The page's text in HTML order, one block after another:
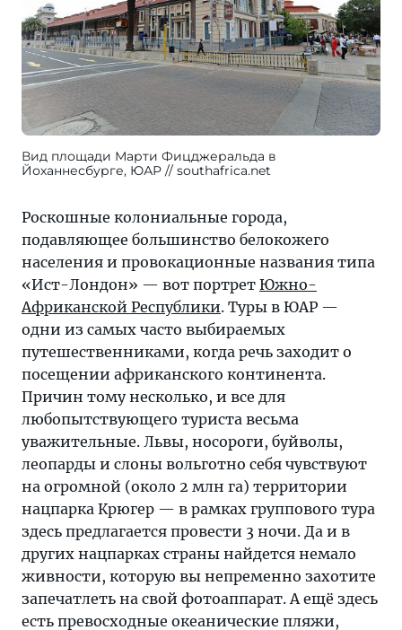
Вид площади Марти Фицджеральда в
Йоханнесбурге, ЮАР
southafrica.net
Роскошные колониальные города,
подавляющее большинство белокожего
населения и провокационные названия типа
«Ист-Лондон» — вот портрет Южно-
Африканской Республики. Туры в ЮАР —
одни из самых часто выбираемых
путешественниками, когда речь заходит о
посещении африканского континента.
Причин тому несколько, и все для
любопытствующего туриста весьма
уважительные. Львы, носороги, буйволы,
леопарды и слоны вольготно себя чувствуют
на огромной (около 2 млн га) территории
нацпарка Крюгер — в рамках группового тура
здесь предлагается провести 3 ночи. Да и в
других нацпарках страны найдется немало
живности, которую вы непременно захотите
запечатлеть на свой фотоаппарат. А ещё здесь
есть превосходные океанические пляжи,